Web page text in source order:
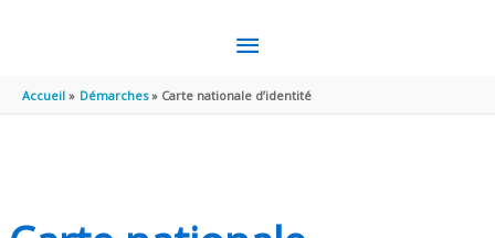
MENU
PRINCIPAL
Accueil Démarches Carte nationale d’identité